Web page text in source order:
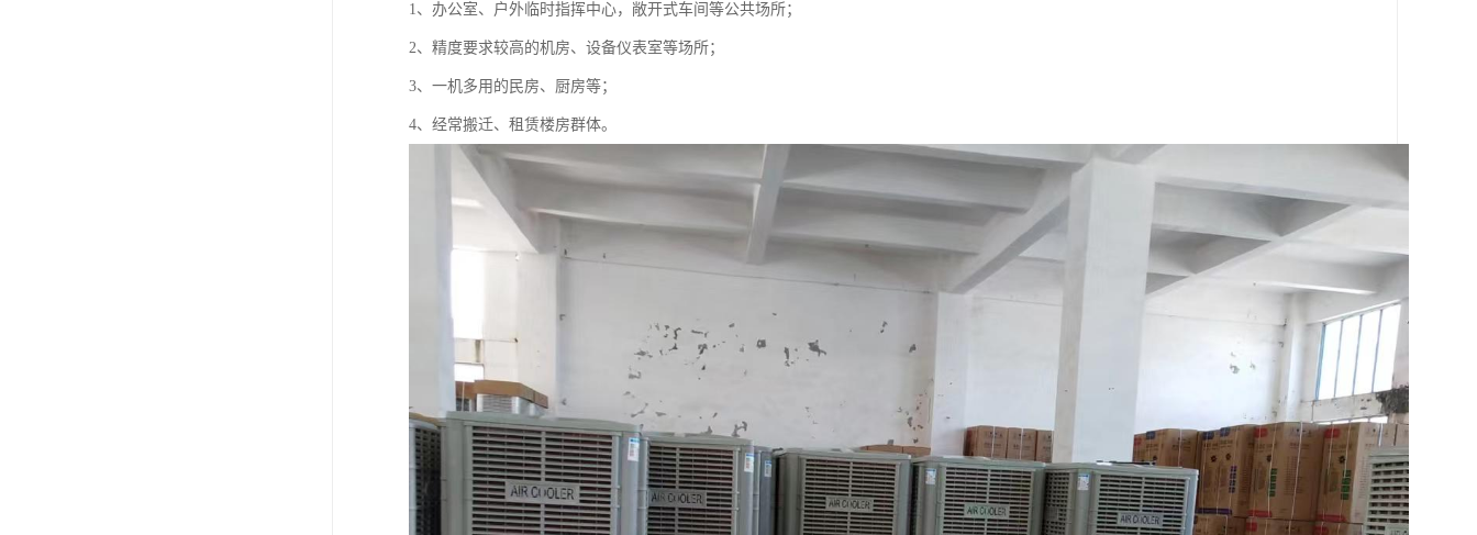
1、办公室、户外临时指挥中心，敞开式车间等公共场所；
2、精度要求较高的机房、设备仪表室等场所；
3、一机多用的民房、厨房等；
4、经常搬迁、租赁楼房群体。